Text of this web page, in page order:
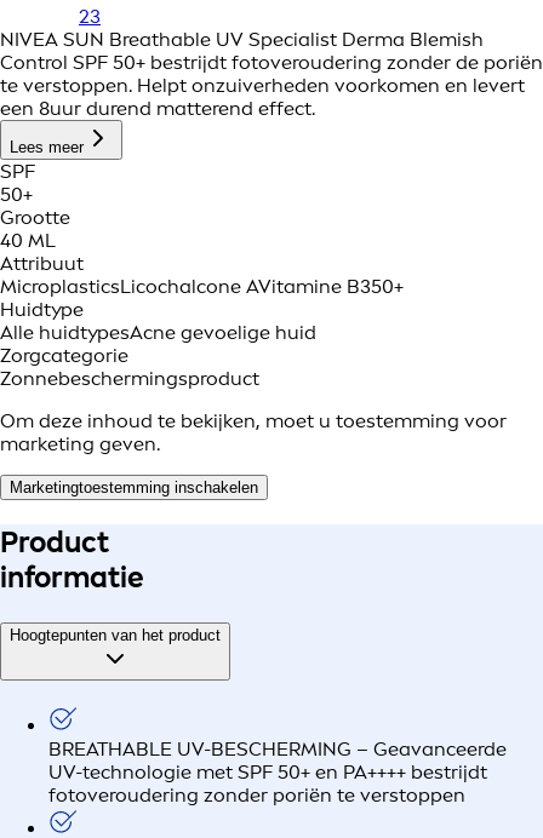
23
NIVEA SUN Breathable UV Specialist Derma Blemish
Control SPF 50+ bestrijdt fotoveroudering zonder de poriën
te verstoppen. Helpt onzuiverheden voorkomen en levert
een 8uur durend matterend effect.
Lees meer
SPF
50+
Grootte
40 ML
Attribuut
MicroplasticsLicochalcone AVitamine B350+
Huidtype
Alle huidtypesAcne gevoelige huid
Zorgcategorie
Zonnebeschermingsproduct
Om deze inhoud te bekijken, moet u toestemming voor
marketing geven.
Marketingtoestemming inschakelen
Product
informatie
Hoogtepunten van het product
BREATHABLE UV-BESCHERMING – Geavanceerde
UV-technologie met SPF 50+ en PA++++ bestrijdt
fotoveroudering zonder poriën te verstoppen